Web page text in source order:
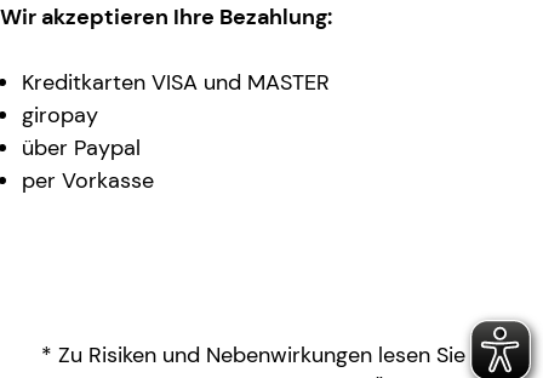
Wir akzeptieren Ihre Bezahlung:
Kreditkarten VISA und MASTER
giropay
über Paypal
per Vorkasse
* Zu Risiken und Nebenwirkungen lesen Sie die